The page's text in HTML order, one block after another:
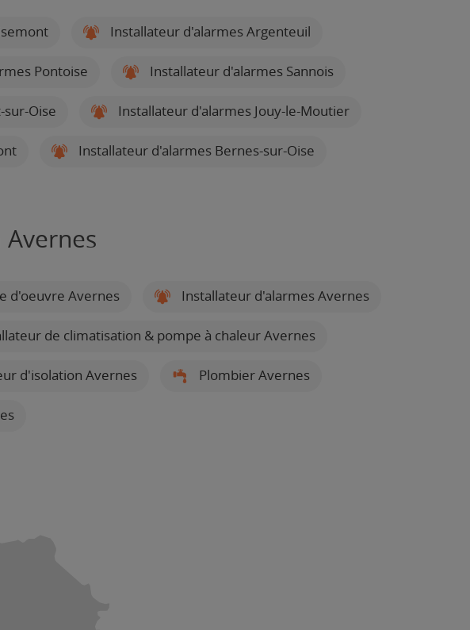
Installateur d'alarmes Argenteuil
Pontoise Installateur d'alarmes Sannois
Oise Installateur d'alarmes Jouy-le-Moutier
Installateur d'alarmes Bernes-sur-Oise
Avernes
d'oeuvre Avernes Installateur d'alarmes Avernes
de climatisation & pompe à chaleur Avernes
d'isolation Avernes Plombier Avernes